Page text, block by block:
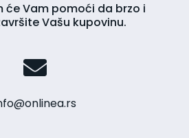
će Vam pomoći da brzo i
Vašu kupovinu.